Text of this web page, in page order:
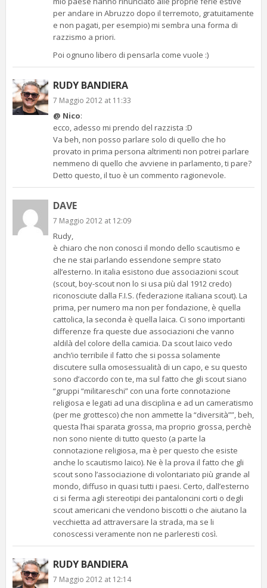
per andare in Abruzzo dopo il terremoto, gratuitamente
e non pagati, per esempio) mi sembra una forma di
razzismo a priori.
Poi ognuno libero di pensarla come vuole :)
RUDY BANDIERA
7 Maggio 2012 at 11:33
@ Nico:
ecco, adesso mi prendo del razzista :D
Va beh, non posso parlare solo di quello che ho
provato in prima persona altrimenti non potrei parlare
nemmeno di quello che avviene in parlamento, ti pare?
Detto questo, il tuo è un commento ragionevole.
DAVE
7 Maggio 2012 at 12:09
Rudy,
è chiaro che non conosci il mondo dello scautismo e
che ne stai parlando essendone sempre stato
all’esterno. In italia esistono due associazioni scout
(scout, boy-scout non lo si usa più dal 1912 credo)
riconosciute dalla F.I.S. (federazione italiana scout). La
prima, per numero ma non per fondazione, è quella
cattolica, la seconda è quella laica. Ci sono importanti
differenze fra queste due associazioni che vanno
aldilà del colore della camicia. Da scout laico vedo
anch’io terribile il fatto che si possa solamente
discutere sulla omosessualità di un capo, e su questo
sono d’accordo con te, ma sul fatto che gli scout siano
“gruppi “militareschi” con una forte connotazione
religiosa e legati ad una disciplina e ad un cameratismo
(per me grottesco) che non ammette la “diversità””, beh,
questa l’hai sparata grossa, ma proprio grossa, perchè
non sono niente di tutto questo (a parte la
connotazione religiosa, ma è per questo che esiste
anche lo scautismo laico). Ne è la prova il fatto che gli
scout sono l’associazione di volontariato più grande al
mondo, diffuso in quasi tutti i paesi. Certo, dall’esterno
ci si ferma agli stereotipi dei pantaloncini corti o degli
scout americani che vendono biscotti o che aiutano la
vecchietta ad attraversare la strada, ma se li
conoscessi veramente non ne parleresti così.
RUDY BANDIERA
7 Maggio 2012 at 12:14